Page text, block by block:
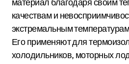
качествам и
экстремальным
Его применяют для
холодильников, моторных